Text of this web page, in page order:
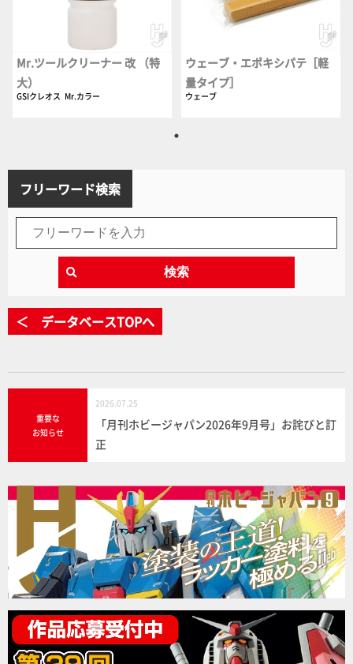
Mr.ツールクリーナー 改 （特
大）
GSIクレオス Mr.カラー
ウェーブ・エポキシパテ［軽
量タイプ］
ウェーブ
フリーワード検索
検索
＜ データベースTOPへ
重要な
お知らせ
2026.07.25
「月刊ホビージャパン2026年9月号」お詫びと訂
正